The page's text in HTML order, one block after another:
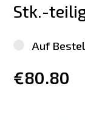
Stk.-
Auf
€80.80